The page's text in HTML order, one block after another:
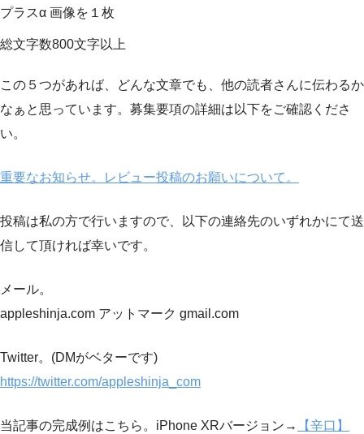
プラスα 画像を１枚
総文字数800文字以上
この５つがあれば、どんな文章でも、他の読者さんに伝わるか
なぁと思っています。募集要項の詳細は以下をご確認くださ
い。
重要なお知らせ。レビュー投稿のお願いについて。
投稿は私の方で行いますので、以下の連絡先のいずれかにて送
信して頂ければ幸いです。
メール。
appleshinja.com アットマーク gmail.com
Twitter。(DMがベターです)
https://twitter.com/appleshinja_com
当記事の完成例はこちら。iPhone XRバージョン→
【辛口】